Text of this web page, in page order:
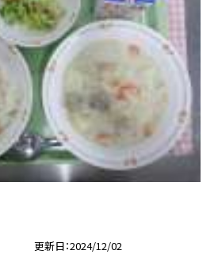
更新日 2024/12/02